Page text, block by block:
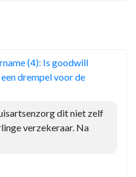
(4): Is goodwill
drempel voor de
dit niet zelf
verzekeraar. Na